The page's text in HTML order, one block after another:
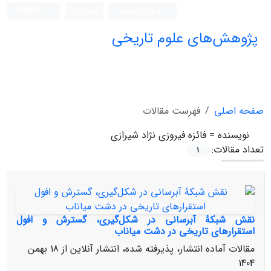
پژوهش‌های علوم تاریخی
صفحه اصلی
فهرست مقالات
نویسنده = فائزه فیروزی نژاد شیرازی
تعداد مقالات:
1
نقش شبکۀ آبرسانی در شکل‌گیری، گسترش و افول
استقرارهای تاریخی در دشت میاناب
مقالات آماده انتشار، پذیرفته شده، انتشار آنلاین از
18 بهمن
1404